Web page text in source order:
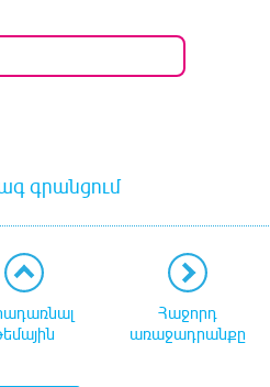
գրանցում
Հաջորդ
առաջադրանքը